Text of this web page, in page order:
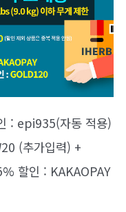
: epi935(자동 적용)
(추가입력) +
할인 : KAKAOPAY